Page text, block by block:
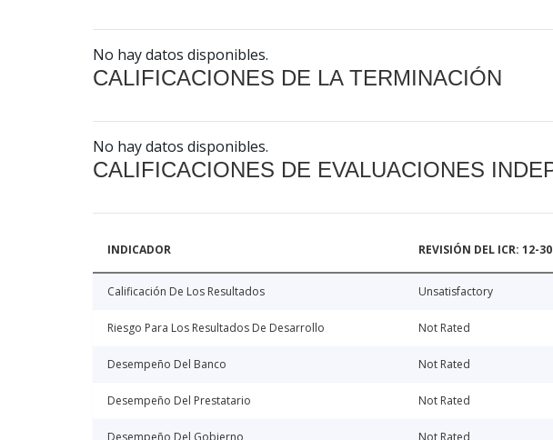
No hay datos disponibles.
CALIFICACIONES DE LA TERMINACIÓN
No hay datos disponibles.
CALIFICACIONES DE EVALUACIONES
INDICADOR REVISIÓN DEL ICR: 12-
Calificación De Los Resultados Unsatisfactory
Riesgo Para Los Resultados De Desarrollo Not Rated
Desempeño Del Banco Not Rated
Desempeño Del Prestatario Not Rated